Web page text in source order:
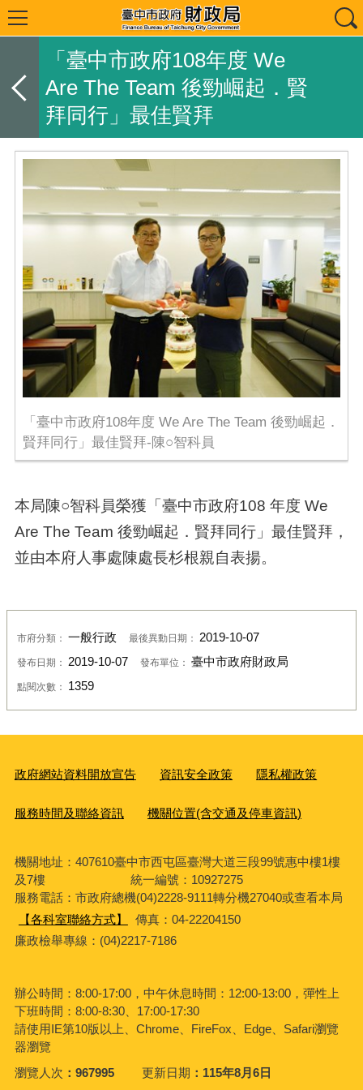
「臺中市政府108年度 We
Are The Team 後勁崛起．賢
拜同行」最佳賢拜
「臺中市政府108年度 We Are The Team 後勁崛起．
賢拜同行」最佳賢拜-陳○智科員
本局陳○智科員榮獲「臺中市政府108 年度 We
Are The Team 後勁崛起．賢拜同行」最佳賢拜，
並由本府人事處陳處長杉根親自表揚。
市府分類： 一般行政 最後異動日期： 2019-10-07
發布日期： 2019-10-07 發布單位： 臺中市政府財政局
點閱次數： 1359
政府網站資料開放宣告 資訊安全政策 隱私權政策
服務時間及聯絡資訊 機關位置(含交通及停車資訊)
機關地址：407610臺中市西屯區臺灣大道三段99號惠中樓1樓
及7樓 統一編號：10927275
服務電話：市政府總機(04)2228-9111轉分機27040或查看本局
【各科室聯絡方式】
傳真：04-22204150
廉政檢舉專線：(04)2217-7186
辦公時間：8:00-17:00，中午休息時間：12:00-13:00，彈性上
下班時間：8:00-8:30、17:00-17:30
請使用IE第10版以上、Chrome、FireFox、Edge、Safari瀏覽
器瀏覽
瀏覽人次
967995 更新日期 115年8月6日